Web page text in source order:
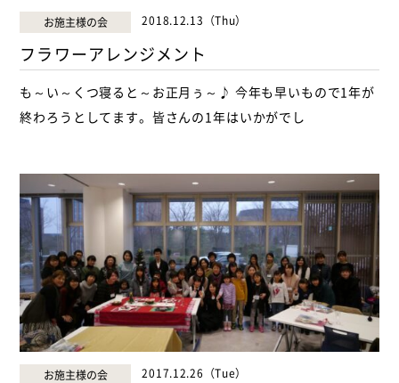
お施主様の会 2018.12.13（Thu）
フラワーアレンジメント
も～い～くつ寝ると～お正月ぅ～♪ 今年も早いもので1年が
終わろうとしてます。皆さんの1年はいかがでし
お施主様の会 2017.12.26（Tue）